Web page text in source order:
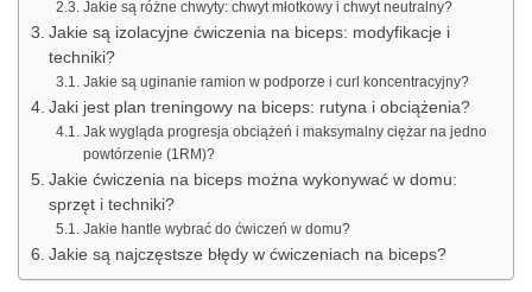
Jakie są różne chwyty: chwyt młotkowy i chwyt neutralny?
Jakie są izolacyjne ćwiczenia na biceps: modyfikacje i
techniki?
Jakie są uginanie ramion w podporze i curl koncentracyjny?
Jaki jest plan treningowy na biceps: rutyna i obciążenia?
Jak wygląda progresja obciążeń i maksymalny ciężar na jedno
powtórzenie (1RM)?
Jakie ćwiczenia na biceps można wykonywać w domu:
sprzęt i techniki?
Jakie hantle wybrać do ćwiczeń w domu?
Jakie są najczęstsze błędy w ćwiczeniach na biceps?